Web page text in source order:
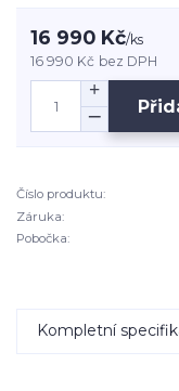
16 990 Kč/ks
16 990 Kč bez DPH
Číslo produktu:
Záruka:
Pobočka:
Kompletní